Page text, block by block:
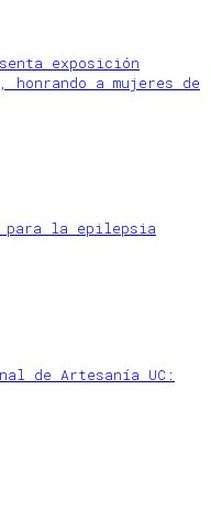
exposición
honrando a mujeres de
para la epilepsia
de Artesanía UC: